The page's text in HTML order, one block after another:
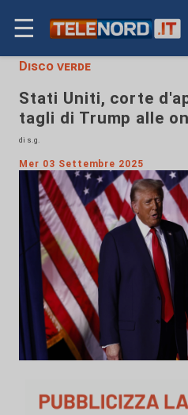
☰
Disco verde
Stati Uniti, corte
tagli di Trump alle
di s.g.
Mer 03 Settembre 2025